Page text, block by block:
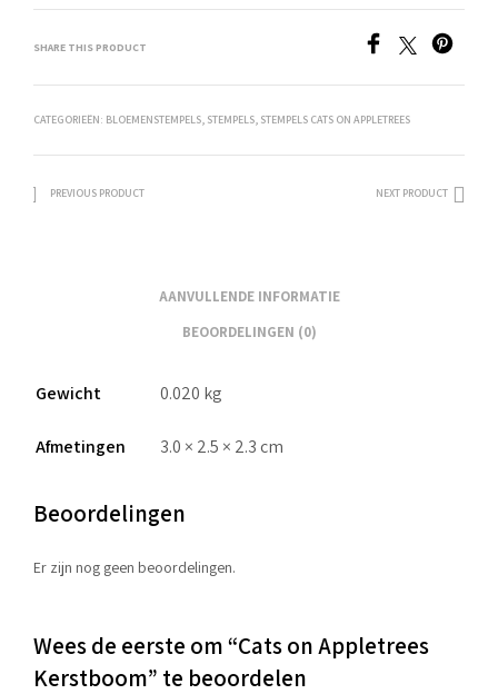
SHARE THIS PRODUCT
CATEGORIEËN: BLOEMENSTEMPELS, STEMPELS, STEMPELS CATS ON APPLETREES
PREVIOUS PRODUCT NEXT PRODUCT
AANVULLENDE INFORMATIE
BEOORDELINGEN (0)
Gewicht 0.020 kg
Afmetingen 3.0 × 2.5 × 2.3 cm
Beoordelingen
Er zijn nog geen beoordelingen.
Wees de eerste om “Cats on Appletrees
Kerstboom” te beoordelen